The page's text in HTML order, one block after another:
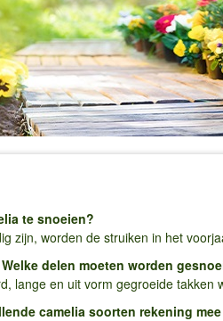
te snoeien​?
zijn, worden de struiken in het
delen moeten worden
lange en uit vorm gegroeide takken
camelia soorten rekening